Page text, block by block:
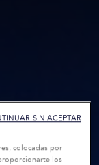
colocadas por
los
SIN ACEPTAR